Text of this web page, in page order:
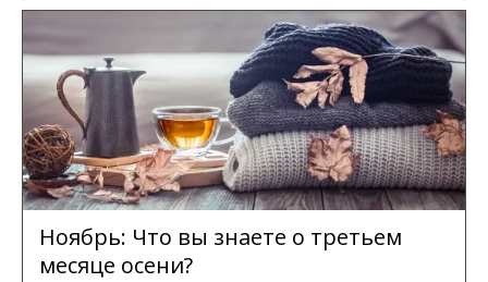
Ноябрь: Что вы знаете о третьем
месяце осени?